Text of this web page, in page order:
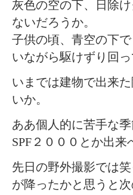
灰色の空の下、日除
ないだろうか。
子供の頃、青空の下
いながら駆けずり回
いまでは建物で出来
いか。
ああ個人的に苦手な季
SPF２０００とか出来
先日の野外撮影では
が降ったかと思うと